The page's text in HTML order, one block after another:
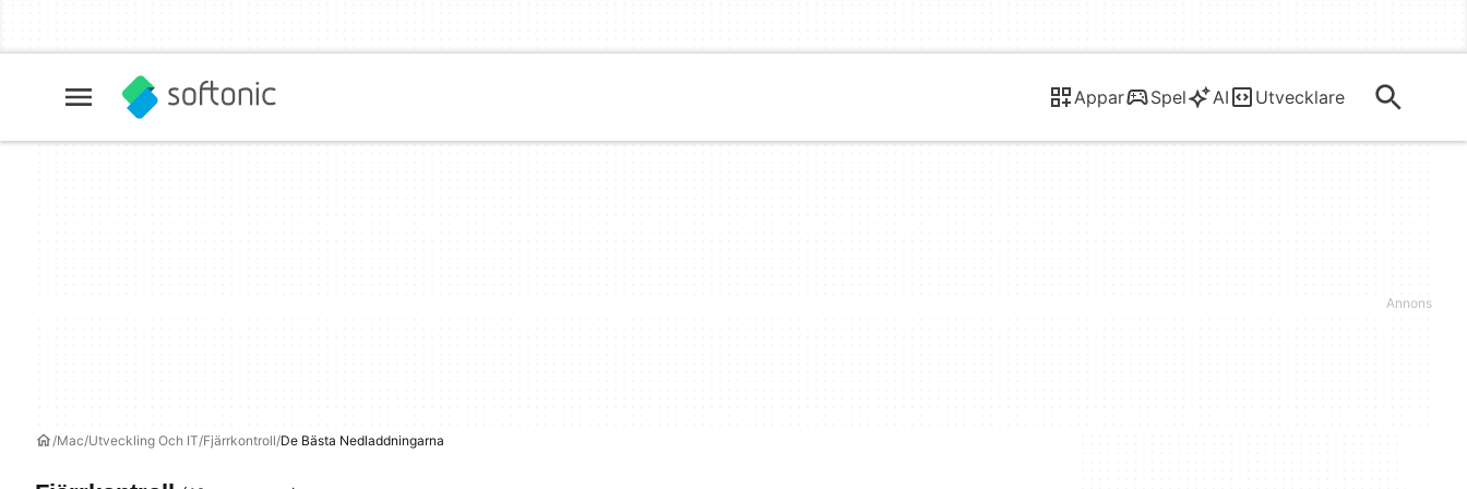
Appar Spel AI Utvecklare
Mac Utveckling Och IT Fjärrkontroll De Bästa Nedladdningarna